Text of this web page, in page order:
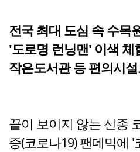
전국 최대 도심 속 수목
'도로명 런닝맨' 이색 체
작은도서관 등 편의시
끝이 보이지 않는 신종
증(코로나19) 팬데믹에